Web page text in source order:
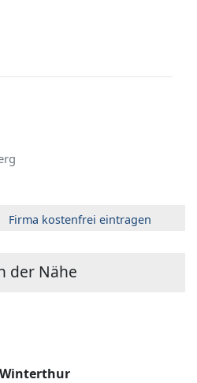
Firma kostenfrei eintragen
der Nähe